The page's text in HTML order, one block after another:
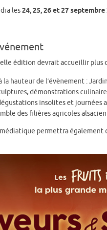
les24, 25, 26 et 27 septembre
édition devrait accueillir plus
la hauteur de l’évènement :
démonstrations
insolites et journées
des filières agricoles
permettra également